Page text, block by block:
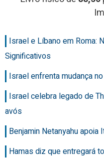
Israel e Líbano em Roma:
Significativos
Israel enfrenta mudança
Israel celebra legado de
avós
Benjamin Netanyahu apoia
Hamas diz que entregará